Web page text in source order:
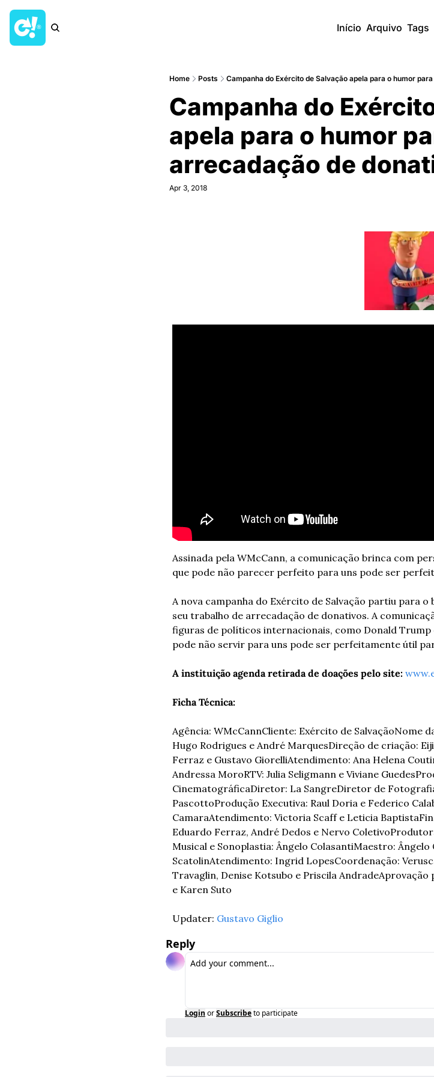
Início Arquivo Tags
Home Posts Campanha do Exército de Salvação apela para o humor
Campanha do
apela para o humor
arrecadação de
Apr 3, 2018
Assinada pela WMcCann, a comunicação brinca com
que pode não parecer perfeito para uns pode ser
A nova campanha do Exército de Salvação partiu para
seu trabalho de arrecadação de donativos. A
figuras de políticos internacionais, como Donald
pode não servir para uns pode ser perfeitamente útil
A instituição agenda retirada de doações pelo site:
Ficha Técnica:
Agência: WMcCannCliente: Exército de SalvaçãoNome
Hugo Rodrigues e André MarquesDireção de criação:
Ferraz e Gustavo GiorelliAtendimento: Ana Helena
Andressa MoroRTV: Julia Seligmann e Viviane Guedes
CinematográficaDiretor: La SangreDiretor de
PascottoProdução Executiva: Raul Doria e Federico
CamaraAtendimento: Victoria Scaff e Leticia Baptista
Eduardo Ferraz, André Dedos e Nervo Coletivo
Musical e Sonoplastia: Ângelo ColasantiMaestro: Ângelo
ScatolinAtendimento: Ingrid LopesCoordenação:
Travaglin, Denise Kotsubo e Priscila AndradeAprovação
e Karen Suto
Updater: Gustavo Giglio
Reply
Login orSubscribeto participate